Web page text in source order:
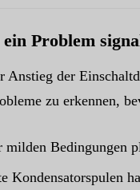
Problem
der
zu erkennen,
milden
Kondensatorspulen